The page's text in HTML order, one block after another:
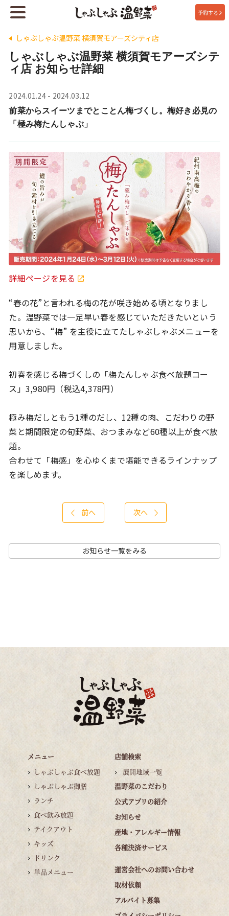
予約する
しゃぶしゃぶ温野菜 横須賀モアーズシティ店
しゃぶしゃぶ温野菜 横須賀モアーズシテ
ィ店 お知らせ詳細
2024.01.24 - 2024.03.12
前菜からスイーツまでとことん梅づくし。梅好き必見の
「極み梅たんしゃぶ」
詳細ページを見る
“春の花”と言われる梅の花が咲き始める頃となりまし
た。温野菜では一足早い春を感じていただきたいという
思いから、“梅” を主役に立てたしゃぶしゃぶメニューを
用意しました。
初春を感じる梅づくしの「梅たんしゃぶ食べ放題コー
ス」3,980円（税込4,378円）
極み梅だしともう1種のだし、12種の肉、こだわりの野
菜と期間限定の旬野菜、おつまみなど60種以上が食べ放
題。
合わせて「梅感」を心ゆくまで堪能できるラインナップ
を楽しめます。
前へ 次へ
お知らせ一覧をみる
メニュー
しゃぶしゃぶ食べ放題
しゃぶしゃぶ御膳
ランチ
食べ飲み放題
テイクアウト
キッズ
ドリンク
単品メニュー
店舗検索
展開地域一覧
温野菜のこだわり
公式アプリの紹介
お知らせ
産地・アレルギー情報
各種決済サービス
運営会社へのお問い合わせ
取材依頼
アルバイト募集